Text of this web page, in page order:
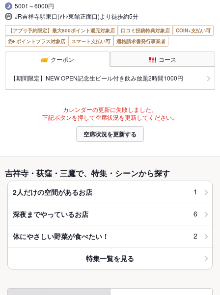
5001～6000円
JR吉祥寺駅東口(ｱﾄﾚ東館正面口)より徒歩約5分
【アプリ予約限定】最大800ポイント還元対象店 口コミ投稿特典対象店
COIN+支払い可
ポイントプラス対象店
スマート支払い可 適格請求書発行事業者
クーポン コース
【期間限定】NEW OPEN記念生ビール付き飲み放題2時間1000円
カレンダーの更新に失敗しました。
下記ボタンを押して空席状況を更新してください。
空席状況を更新する
吉祥寺・荻窪・三鷹で、特集・シーンから探す
2人だけの空間があるお店 1
深夜までやっているお店 6
体にやさしい野菜が食べたい！ 2
特集一覧を見る